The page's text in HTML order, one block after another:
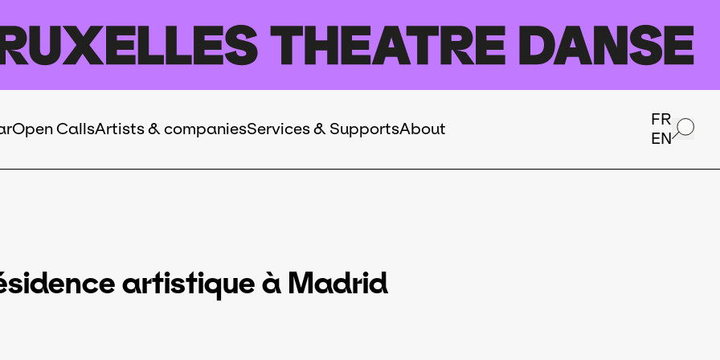
Open CallsArtists & companiesServices & SupportsAbout
FR
EN
artistique à Madrid